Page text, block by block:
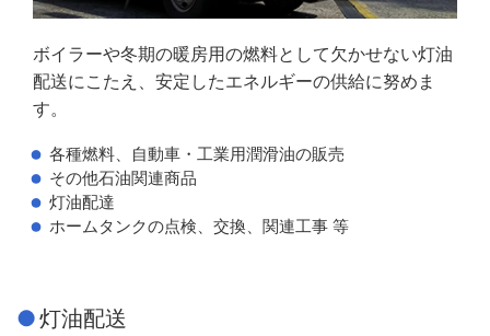
ボイラーや冬期の暖房用の燃料として欠かせない灯油
配送にこたえ、安定したエネルギーの供給に努めま
す。
各種燃料、自動車・工業用潤滑油の販売
その他石油関連商品
灯油配達
ホームタンクの点検、交換、関連工事 等
灯油配送